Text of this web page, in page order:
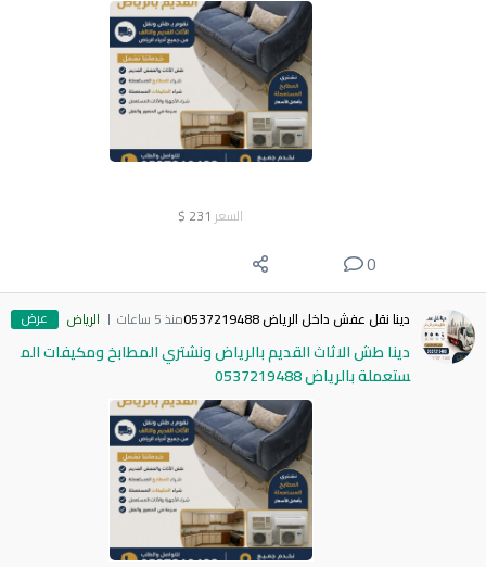
السعر 231
$
0
دينا نقل عفش داخل الرياض 0537219488 منذ 5 ساعات الرياض عرض
دينا طش الاثاث القديم بالرياض ونشتري المطابخ ومكيفات الم
ستعملة بالرياض 0537219488